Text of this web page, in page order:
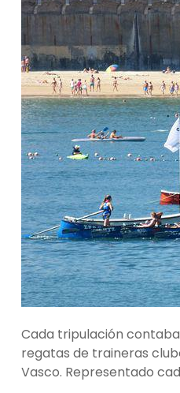
Cada tripulación
regatas de traineras
Vasco. Representado